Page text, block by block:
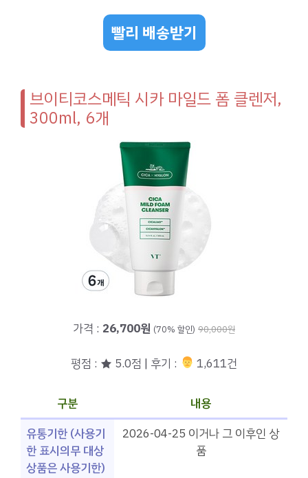
빨리 배송받기
브이티코스메틱 시카 마일드 폼 클렌저,
300ml, 6개
가격 : 26,700원 (70% 할인) 90,000원
평점 : ★ 5.0점 | 후기 : ‍‍ 1,611건
구분
내용
유통기한 (사용기
한 표시의무 대상
상품은 사용기한)
2026-04-25 이거나 그 이후인 상
품